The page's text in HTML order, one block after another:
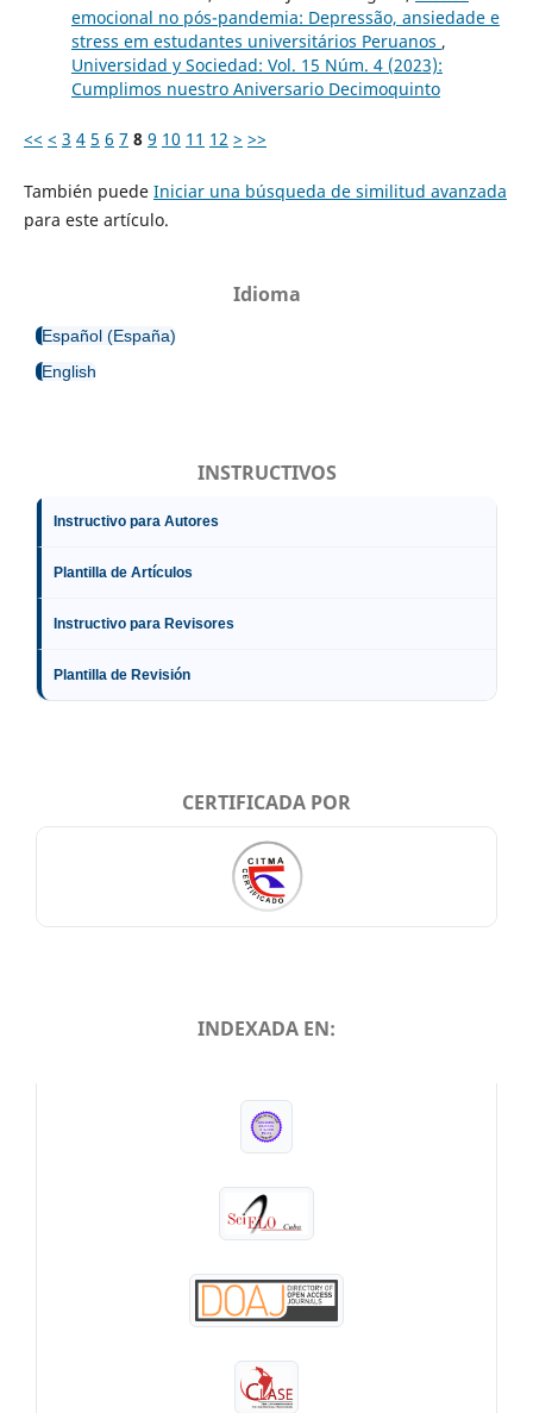
emocional no pós-pandemia: Depressão, ansiedade e
stress em estudantes universitários Peruanos ,
Universidad y Sociedad: Vol. 15 Núm. 4 (2023):
Cumplimos nuestro Aniversario Decimoquinto
<< < 3 4 5 6 7 8 9 10 11 12 > >>
También puede Iniciar una búsqueda de similitud avanzada
para este artículo.
Idioma
Español (España)
English
INSTRUCTIVOS
Instructivo para Autores
Plantilla de Artículos
Instructivo para Revisores
Plantilla de Revisión
CERTIFICADA POR
INDEXADA EN: